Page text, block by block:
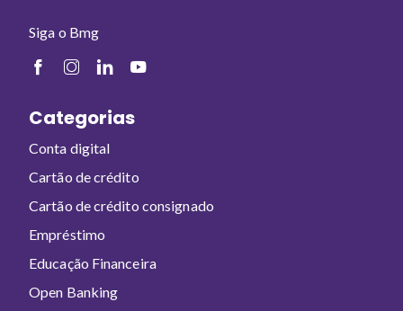
Siga o Bmg
Categorias
Conta digital
Cartão de crédito
Cartão de crédito consignado
Empréstimo
Educação Financeira
Open Banking